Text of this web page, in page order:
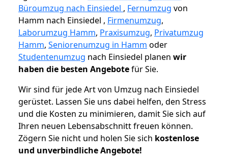
Büroumzug nach Einsiedel , Fernumzug von
Hamm nach Einsiedel , Firmenumzug,
Laborumzug Hamm, Praxisumzug, Privatumzug
Hamm, Seniorenumzug in Hamm oder
Studentenumzug nach Einsiedel planen wir
haben die besten Angebotefür Sie.
Wir sind für jede Art von Umzug nach Einsiedel
gerüstet. Lassen Sie uns dabei helfen, den Stress
und die Kosten zu minimieren, damit Sie sich auf
Ihren neuen Lebensabschnitt freuen können.
Zögern Sie nicht und holen Sie sich kostenlose
und unverbindliche Angebote!